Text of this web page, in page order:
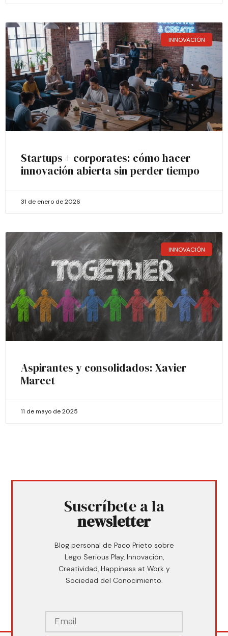
INNOVACIÓN
Startups + corporates: cómo hacer
innovación abierta sin perder tiempo
31 de enero de 2026
INNOVACIÓN
Aspirantes y consolidados: Xavier
Marcet
11 de mayo de 2025
Suscríbete a la
newsletter
Blog personal de Paco Prieto sobre
Lego Serious Play, Innovación,
Creatividad, Happiness at Work y
Sociedad del Conocimiento.